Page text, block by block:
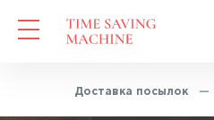
Доставка посылок —